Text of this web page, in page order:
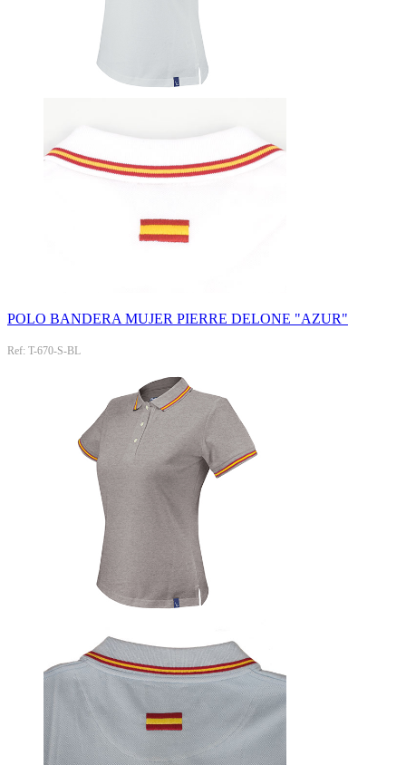
POLO BANDERA MUJER PIERRE DELONE "AZUR"
Ref: T-670-S-BL